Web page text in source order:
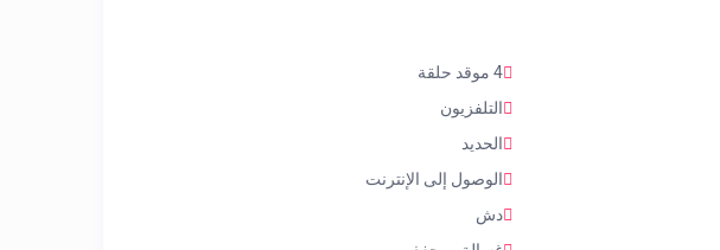
4 موقد حلقة
التلفزيون
الحديد
الوصول إلى الإنترنت
دش